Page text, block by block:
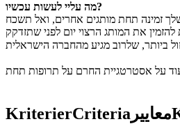
מה עליי לעשות עכשיו?
זמינה תחת מותגים אחרים, ואל תשכח
את המותג הרצוי יום לפני שתזדקק
KriterierCriteria معايير